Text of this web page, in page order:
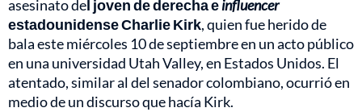
asesinato del joven de derecha einfluencer
estadounidense Charlie Kirk, quien fue herido de
bala este miércoles 10 de septiembre en un acto público
en una universidad Utah Valley, en Estados Unidos. El
atentado, similar al del senador colombiano, ocurrió en
medio de un discurso que hacía Kirk.